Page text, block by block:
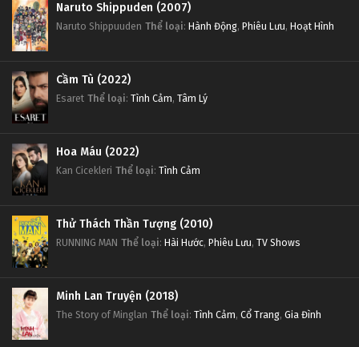
Naruto Shippuden (2007)
Naruto Shippuuden Thể loại: Hành Động, Phiêu Lưu, Hoạt Hình
Cầm Tù (2022)
Esaret Thể loại: Tình Cảm, Tâm Lý
Hoa Máu (2022)
Kan Cicekleri Thể loại: Tình Cảm
Thử Thách Thần Tượng (2010)
RUNNING MAN Thể loại: Hài Hước, Phiêu Lưu, TV Shows
Minh Lan Truyện (2018)
The Story of Minglan Thể loại: Tình Cảm, Cổ Trang, Gia Đình